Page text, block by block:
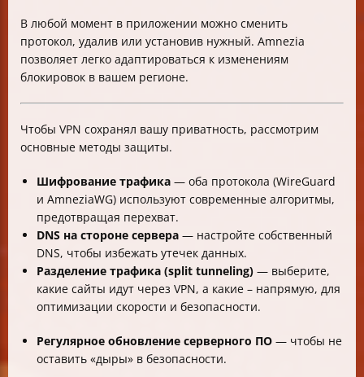
В любой момент в приложении можно сменить
протокол, удалив или установив нужный. Amnezia
позволяет легко адаптироваться к изменениям
блокировок в вашем регионе.
Чтобы VPN сохранял вашу приватность, рассмотрим
основные методы защиты.
Шифрование трафика — оба протокола (WireGuard
и AmneziaWG) используют современные алгоритмы,
предотвращая перехват.
DNS на стороне сервера — настройте собственный
DNS, чтобы избежать утечек данных.
Разделение трафика (split tunneling) — выберите,
какие сайты идут через VPN, а какие – напрямую, для
оптимизации скорости и безопасности.
Регулярное обновление серверного ПО — чтобы не
оставить «дыры» в безопасности.